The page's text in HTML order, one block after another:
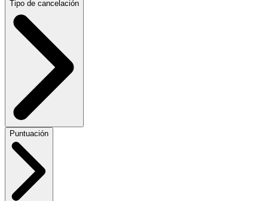
Tipo de cancelación
Puntuación